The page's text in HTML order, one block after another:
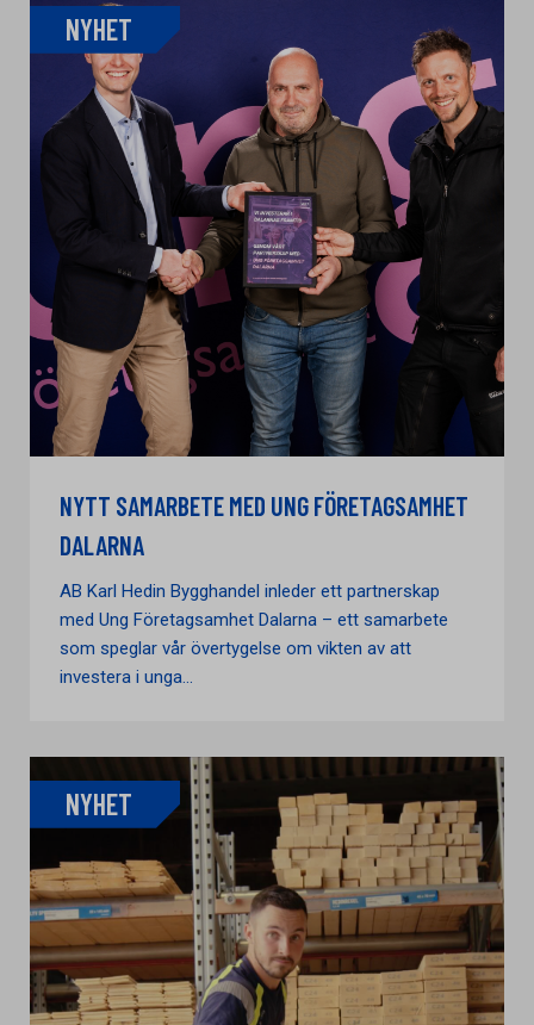
NYHET
NYTT SAMARBETE MED UNG FÖRETAGSAMHET
DALARNA
AB Karl Hedin Bygghandel inleder ett partnerskap
med Ung Företagsamhet Dalarna – ett samarbete
som speglar vår övertygelse om vikten av att
investera i unga...
NYHET